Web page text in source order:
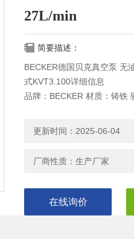
27L/min
简要描述：
BECKER德国贝克真空泵 无
式KVT3.100详细信息
品牌：BECKER 材质：铸铁
重量：37KG 抽气量：98m3/
更新时间：2025-06-04
厂商性质：生产厂家
在线询价